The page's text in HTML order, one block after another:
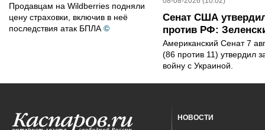
Продавцам на Wildberries подняли
цену страховки, включив в неё
последствия атак БПЛА ©
Сенат США
против РФ:
Американский Сенат 7
(86 против 11) утвердил
войну с Украиной.
НОВОСТИ